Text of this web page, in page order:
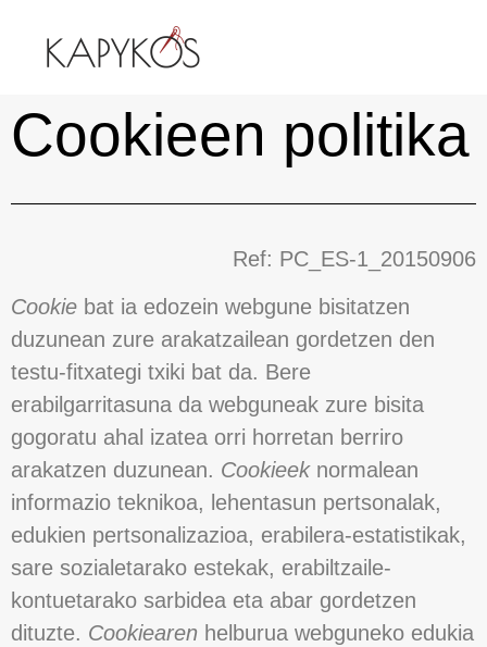
Cookieen politika
Ref: PC_ES-1_20150906
Cookie bat ia edozein webgune bisitatzen
duzunean zure arakatzailean gordetzen den
testu-fitxategi txiki bat da. Bere
erabilgarritasuna da webguneak zure bisita
gogoratu ahal izatea orri horretan berriro
arakatzen duzunean. Cookieeknormalean
informazio teknikoa, lehentasun pertsonalak,
edukien pertsonalizazioa, erabilera-estatistikak,
sare sozialetarako estekak, erabiltzaile-
kontuetarako sarbidea eta abar gordetzen
dituzte. Cookiearen helburua webguneko edukia